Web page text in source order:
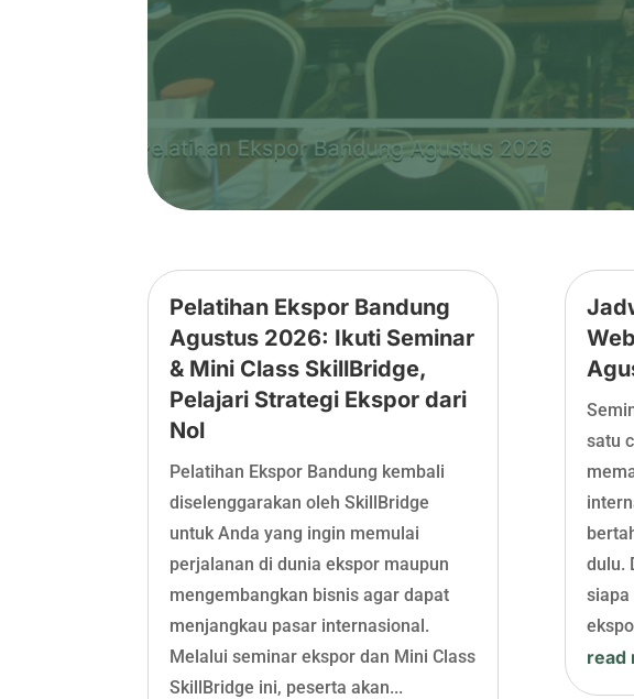
Pelatihan Ekspor Bandung
Agustus 2026: Ikuti Seminar
& Mini Class SkillBridge,
Pelajari Strategi Ekspor dari
Nol
Pelatihan Ekspor Bandung kembali
diselenggarakan oleh SkillBridge
untuk Anda yang ingin memulai
perjalanan di dunia ekspor maupun
mengembangkan bisnis agar dapat
menjangkau pasar internasional.
Melalui seminar ekspor dan Mini Class
SkillBridge ini, peserta akan...
satu
dulu.
siapa
read